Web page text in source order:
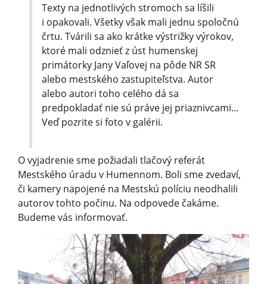
Texty na jednotlivých stromoch sa líšili
i opakovali. Všetky však mali jednu spoločnú
črtu. Tvárili sa ako krátke výstrižky výrokov,
ktoré mali odznieť z úst humenskej
primátorky Jany Vaľovej na pôde NR SR
alebo mestského zastupiteľstva. Autor
alebo autori toho celého dá sa
predpokladať nie sú práve jej priaznivcami…
Veď pozrite si foto v galérii.
O vyjadrenie sme požiadali tlačový referát
Mestského úradu v Humennom. Boli sme zvedaví,
či kamery napojené na Mestskú políciu neodhalili
autorov tohto počinu. Na odpovede čakáme.
Budeme vás informovať.